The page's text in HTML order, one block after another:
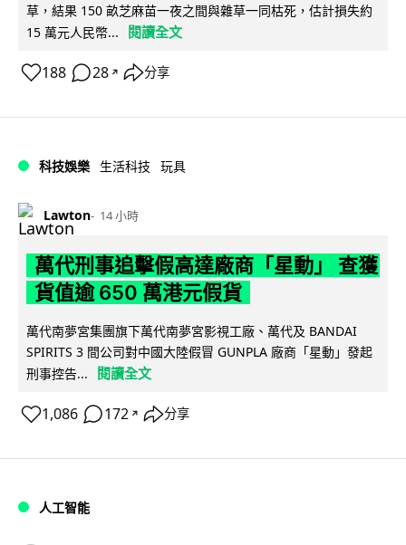
草，結果 150 畝芝麻苗一夜之間與雜草一同枯死，估計損失約
15 萬元人民幣...
閱讀全文
188 28 ↗ 分享
科技娛樂 生活科技 玩具
Lawton 14 小時
萬代刑事追擊假高達廠商「星動」 查獲
貨值逾 650 萬港元假貨
萬代南夢宮集團旗下萬代南夢宮影視工廠、萬代及 BANDAI
SPIRITS 3 間公司對中國大陸假冒 GUNPLA 廠商「星動」發起
刑事控告...
閱讀全文
1,086 172 ↗ 分享
人工智能